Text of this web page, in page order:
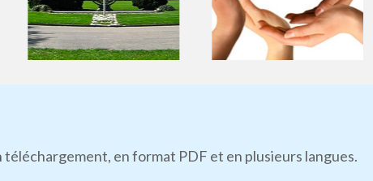
en format PDF et en plusieurs langues.